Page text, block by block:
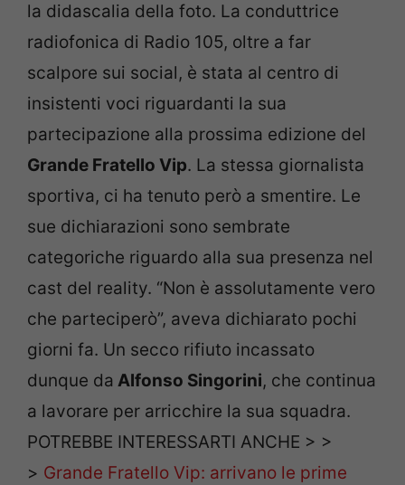
la didascalia della foto. La conduttrice
radiofonica di Radio 105, oltre a far
scalpore sui social, è stata al centro di
insistenti voci riguardanti la sua
partecipazione alla prossima edizione del
Grande Fratello Vip. La stessa giornalista
sportiva, ci ha tenuto però a smentire. Le
sue dichiarazioni sono sembrate
categoriche riguardo alla sua presenza nel
cast del reality. “Non è assolutamente vero
che parteciperò”, aveva dichiarato pochi
giorni fa. Un secco rifiuto incassato
dunque da Alfonso Singorini, che continua
a lavorare per arricchire la sua squadra.
POTREBBE INTERESSARTI ANCHE > >
> Grande Fratello Vip: arrivano le prime